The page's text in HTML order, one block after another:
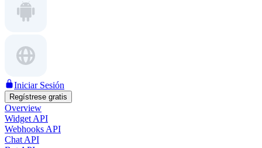
Iniciar Sesión
Regístrese gratis
Overview
Widget API
Webhooks API
Chat API